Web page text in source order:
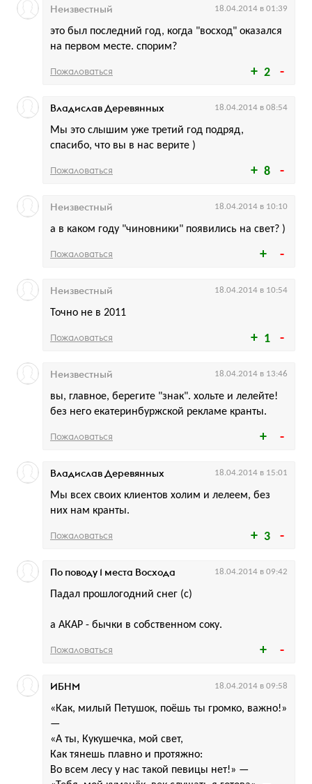
2
это был последний год, когда "восход" оказался
на первом месте. спорим?
Неизвестный 18.04.2014 в 01:39
Пожаловаться
8
Мы это слышим уже третий год подряд,
спасибо, что вы в нас верите )
Владислав Деревянных 18.04.2014 в 08:54
Пожаловаться
а в каком году "чиновники" появились на свет? )
Неизвестный 18.04.2014 в 10:10
Пожаловаться
1
Точно не в 2011
Неизвестный 18.04.2014 в 10:54
Пожаловаться
вы, главное, берегите "знак". хольте и лелейте!
без него екатеринбуржской рекламе кранты.
Неизвестный 18.04.2014 в 13:46
Пожаловаться
3
Мы всех своих клиентов холим и лелеем, без
них нам кранты.
Владислав Деревянных 18.04.2014 в 15:01
Пожаловаться
Падал прошлогодний снег (с)
а АКАР - бычки в собственном соку.
По поводу 1 места Восхода 18.04.2014 в 09:42
Пожаловаться
«Как, милый Петушок, поёшь ты громко, важно!»
—
«А ты, Кукушечка, мой свет,
Как тянешь плавно и протяжно:
Во всем лесу у нас такой певицы нет!» —
ИБНМ 18.04.2014 в 09:58